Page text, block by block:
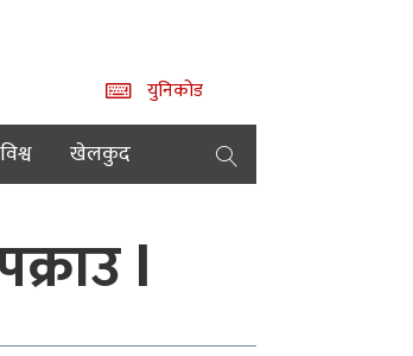
युनिकोड
विश्व खेलकुद
l